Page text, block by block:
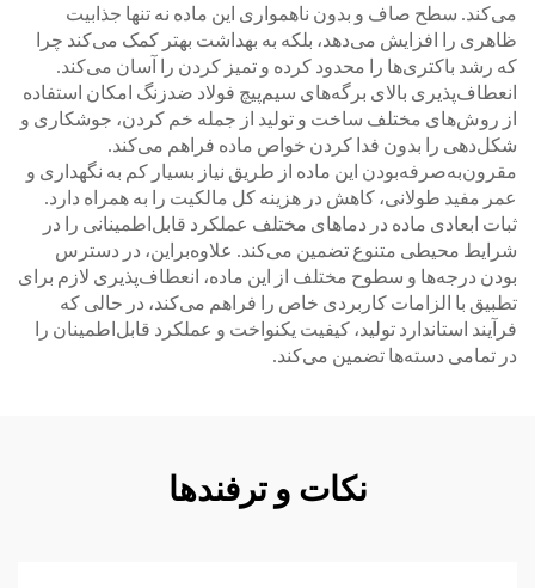
می‌کند. سطح صاف و بدون ناهمواری این ماده نه تنها جذابیت
ظاهری را افزایش می‌دهد، بلکه به بهداشت بهتر کمک می‌کند چرا
که رشد باکتری‌ها را محدود کرده و تمیز کردن را آسان می‌کند.
انعطاف‌پذیری بالای برگه‌های سیم‌پیچ فولاد ضدزنگ امکان استفاده
از روش‌های مختلف ساخت و تولید از جمله خم کردن، جوشکاری و
شکل‌دهی را بدون فدا کردن خواص ماده فراهم می‌کند.
مقرون‌به‌صرفه‌بودن این ماده از طریق نیاز بسیار کم به نگهداری و
عمر مفید طولانی، کاهش در هزینه کل مالکیت را به همراه دارد.
ثبات ابعادی ماده در دماهای مختلف عملکرد قابل‌اطمینانی را در
شرایط محیطی متنوع تضمین می‌کند. علاوه‌براین، در دسترس
بودن درجه‌ها و سطوح مختلف از این ماده، انعطاف‌پذیری لازم برای
تطبیق با الزامات کاربردی خاص را فراهم می‌کند، در حالی که
فرآیند استاندارد تولید، کیفیت یکنواخت و عملکرد قابل‌اطمینان را
در تمامی دسته‌ها تضمین می‌کند.
نکات و ترفندها